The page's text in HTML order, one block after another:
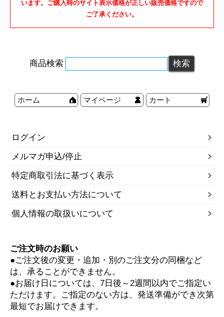
います。ご購入時のサイト表示価格が正しい販売価格ですので
ご了承ください。
商品検索
ホーム マイページ カート
ログイン
メルマガ申込/停止
特定商取引法に基づく表示
送料とお支払い方法について
個人情報の取扱いについて
ご注文時のお願い
●ご注文後の変更・追加・別のご注文分の同梱など
は、承ることができません。
●お届け日については、7日後～2週間以内でご指定い
ただけます。ご指定のない方は、発送準備ができ次第
最短でお届けできます。